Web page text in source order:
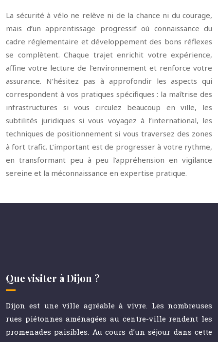
La sécurité à vélo ne relève ni de la chance ni du courage,
mais d’un apprentissage progressif où connaissance du
cadre réglementaire et développement des bons réflexes
se complètent. Chaque trajet enrichit votre expérience,
affine votre lecture de l’environnement et renforce votre
assurance. N’hésitez pas à approfondir les aspects qui
correspondent à vos pratiques spécifiques : la maîtrise des
infrastructures si vous circulez beaucoup en ville, les
subtilités juridiques si vous voyagez à l’international, les
techniques de positionnement si vous traversez des zones
à fort trafic. L’important est de progresser à votre rythme,
en transformant peu à peu l’appréhension en vigilance
sereine et la méconnaissance en expertise pratique.
Que visiter à Dijon ?
Dijon est une ville agréable à vivre. Les nombreuses
rues piétonnes aménagées au centre-ville rendent les
promenades paisibles. Au cours d’un séjour dans cette